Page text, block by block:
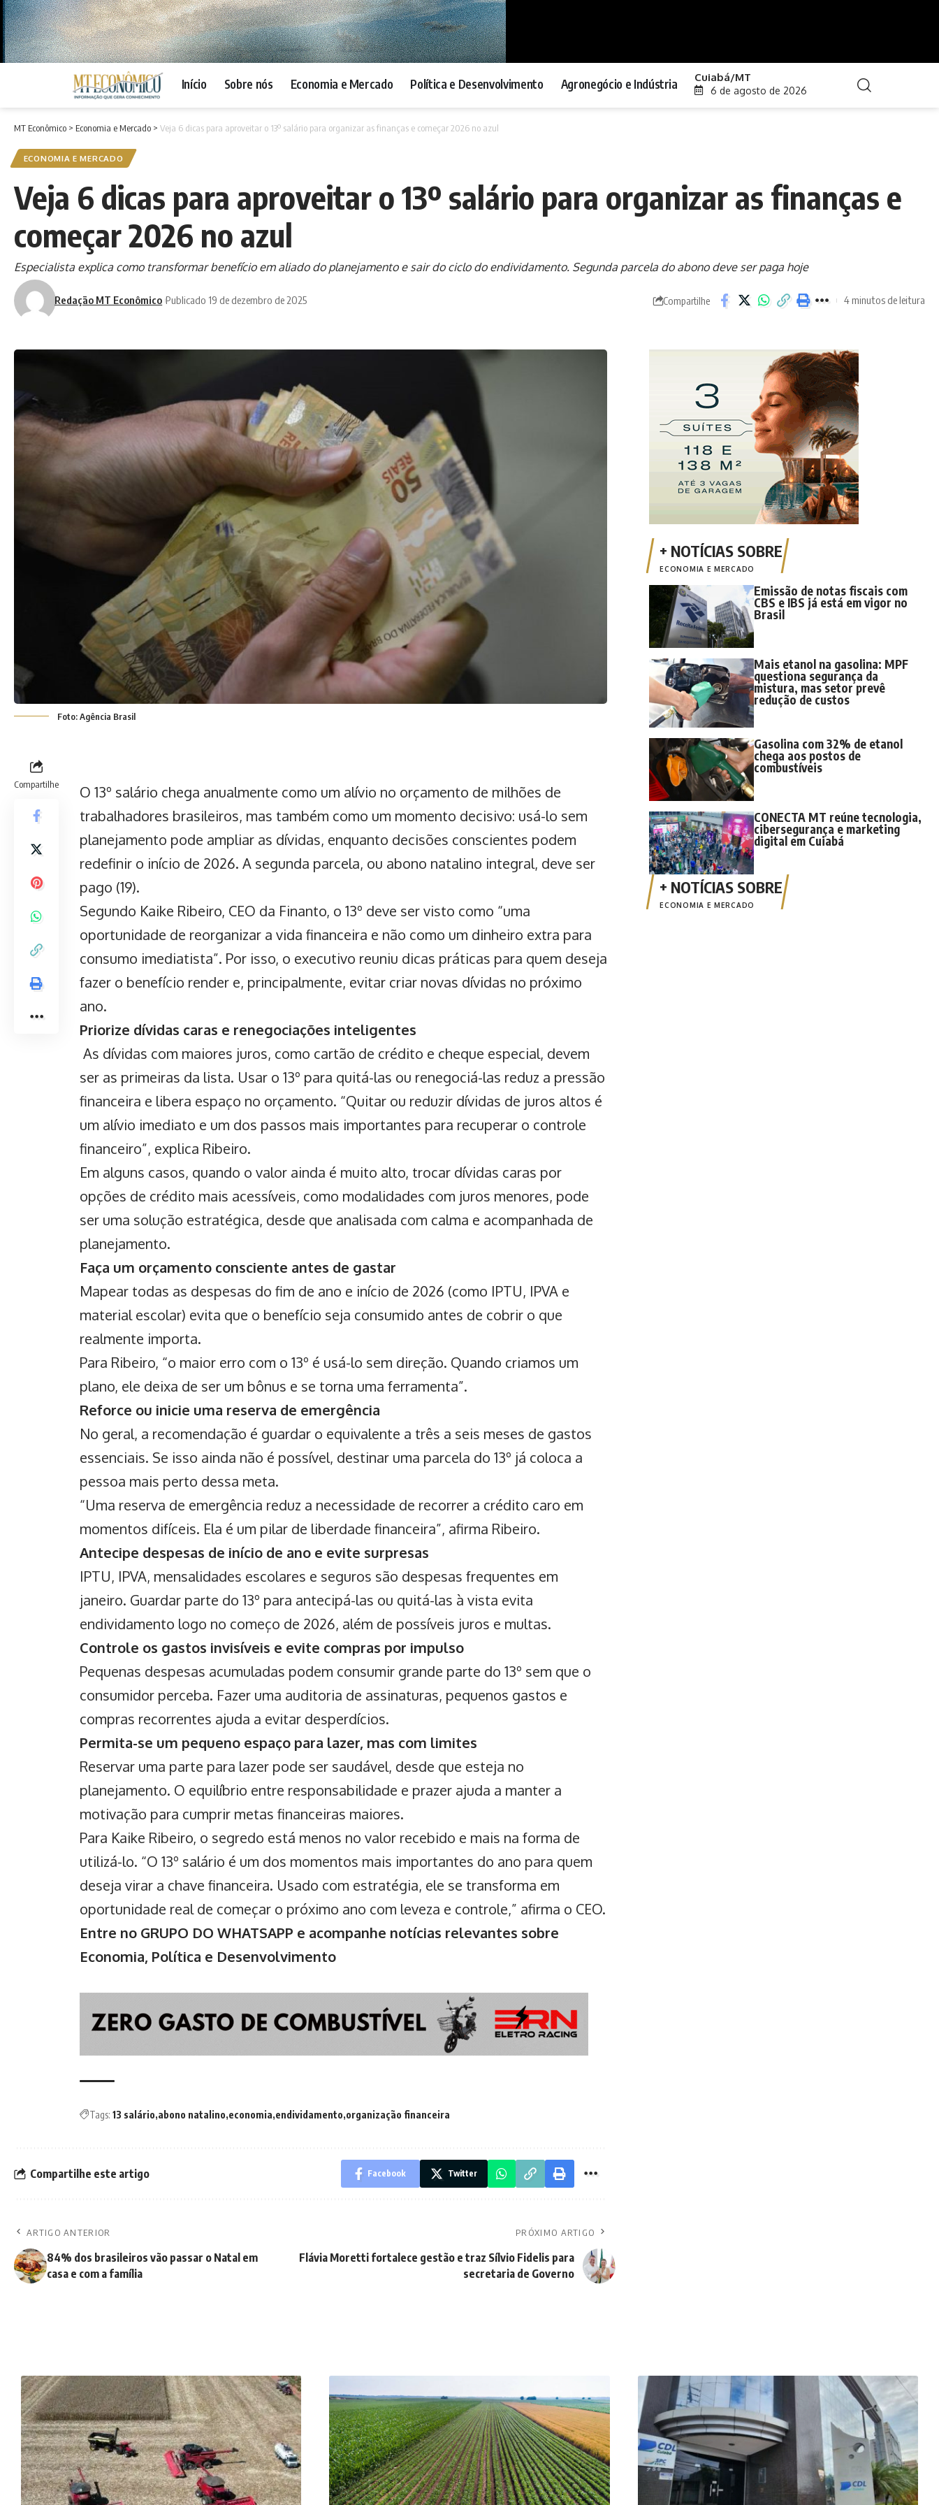
Início Sobre nós Economia e Mercado Política e Desenvolvimento Agronegócio e Indústria Cuiabá/MT
6 de agosto de 2026
MT Econômico > Economia e Mercado > Veja 6 dicas para aproveitar o 13º salário para organizar as finanças e começar 2026 no azul
ECONOMIA E MERCADO
Veja 6 dicas para aproveitar o 13º salário para organizar as finanças e
começar 2026 no azul
Especialista explica como transformar benefício em aliado do planejamento e sair do ciclo do endividamento. Segunda parcela do abono deve ser paga hoje
Redação MT Econômico Publicado 19 de dezembro de 2025 Compartilhe 4 minutos de leitura
Foto: Agência Brasil
Compartilhe
O 13º salário chega anualmente como um alívio no orçamento de milhões de
trabalhadores brasileiros, mas também como um momento decisivo: usá-lo sem
planejamento pode ampliar as dívidas, enquanto decisões conscientes podem
redefinir o início de 2026. A segunda parcela, ou abono natalino integral, deve ser
pago (19).
Segundo Kaike Ribeiro, CEO da Finanto, o 13º deve ser visto como “uma
oportunidade de reorganizar a vida financeira e não como um dinheiro extra para
consumo imediatista”. Por isso, o executivo reuniu dicas práticas para quem deseja
fazer o benefício render e, principalmente, evitar criar novas dívidas no próximo
ano.
Priorize dívidas caras e renegociações inteligentes
As dívidas com maiores juros, como cartão de crédito e cheque especial, devem
ser as primeiras da lista. Usar o 13º para quitá-las ou renegociá-las reduz a pressão
financeira e libera espaço no orçamento. “Quitar ou reduzir dívidas de juros altos é
um alívio imediato e um dos passos mais importantes para recuperar o controle
financeiro”, explica Ribeiro.
Em alguns casos, quando o valor ainda é muito alto, trocar dívidas caras por
opções de crédito mais acessíveis, como modalidades com juros menores, pode
ser uma solução estratégica, desde que analisada com calma e acompanhada de
planejamento.
Faça um orçamento consciente antes de gastar
Mapear todas as despesas do fim de ano e início de 2026 (como IPTU, IPVA e
material escolar) evita que o benefício seja consumido antes de cobrir o que
realmente importa.
Para Ribeiro, “o maior erro com o 13º é usá-lo sem direção. Quando criamos um
plano, ele deixa de ser um bônus e se torna uma ferramenta”.
Reforce ou inicie uma reserva de emergência
No geral, a recomendação é guardar o equivalente a três a seis meses de gastos
essenciais. Se isso ainda não é possível, destinar uma parcela do 13º já coloca a
pessoa mais perto dessa meta.
“Uma reserva de emergência reduz a necessidade de recorrer a crédito caro em
momentos difíceis. Ela é um pilar de liberdade financeira”, afirma Ribeiro.
Antecipe despesas de início de ano e evite surpresas
IPTU, IPVA, mensalidades escolares e seguros são despesas frequentes em
janeiro. Guardar parte do 13º para antecipá-las ou quitá-las à vista evita
endividamento logo no começo de 2026, além de possíveis juros e multas.
Controle os gastos invisíveis e evite compras por impulso
Pequenas despesas acumuladas podem consumir grande parte do 13º sem que o
consumidor perceba. Fazer uma auditoria de assinaturas, pequenos gastos e
compras recorrentes ajuda a evitar desperdícios.
Permita-se um pequeno espaço para lazer, mas com limites
Reservar uma parte para lazer pode ser saudável, desde que esteja no
planejamento. O equilíbrio entre responsabilidade e prazer ajuda a manter a
motivação para cumprir metas financeiras maiores.
Para Kaike Ribeiro, o segredo está menos no valor recebido e mais na forma de
utilizá-lo. “O 13º salário é um dos momentos mais importantes do ano para quem
deseja virar a chave financeira. Usado com estratégia, ele se transforma em
oportunidade real de começar o próximo ano com leveza e controle,” afirma o CEO.
Entre no GRUPO DO WHATSAPP e acompanhe notícias relevantes sobre
Economia, Política e Desenvolvimento
Tags: 13 salário abono natalino economia endividamento organização financeira
Compartilhe este artigo Facebook Twitter
ARTIGO ANTERIOR
84% dos brasileiros vão passar o Natal em
casa e com a família
PRÓXIMO ARTIGO
Flávia Moretti fortalece gestão e traz Sílvio Fidelis para
secretaria de Governo
ECONOMIA E MERCADO
Emissão de notas fiscais com
CBS e IBS já está em vigor no
Brasil
Mais etanol na gasolina: MPF
questiona segurança da
mistura, mas setor prevê
redução de custos
Gasolina com 32% de etanol
chega aos postos de
combustíveis
CONECTA MT reúne tecnologia,
cibersegurança e marketing
digital em Cuiabá
ECONOMIA E MERCADO